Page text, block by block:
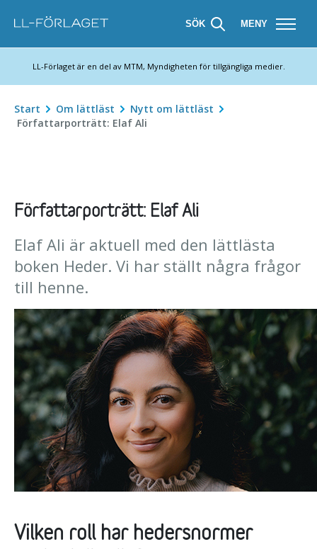
SÖK MENY
LL-Förlaget är en del av MTM, Myndigheten för tillgängliga medier.
Start Om lättläst
Nytt om lättläst
Författarporträtt: Elaf Ali
Författarporträtt: Elaf Ali
Elaf Ali är aktuell med den lättlästa
boken Heder. Vi har ställt några frågor
till henne.
Vilken roll har hedersnormer